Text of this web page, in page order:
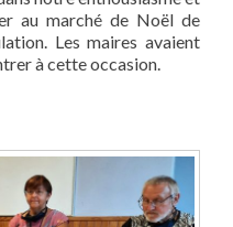
au marché de Noël de
Les maires avaient
à cette occasion.